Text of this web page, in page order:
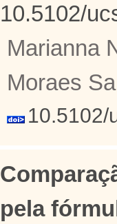
10.5102/
Marianna
Moraes
10.5102/
pela